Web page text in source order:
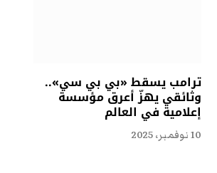
ترامب يسقط «بي بي سي»..
وثائقي يهزّ أعرق مؤسسة
إعلامية في العالم
10 نوفمبر، 2025